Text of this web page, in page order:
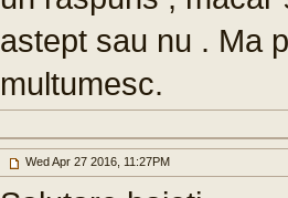
astept sau nu . Ma
multumesc.
Wed Apr 27 2016, 11:27PM